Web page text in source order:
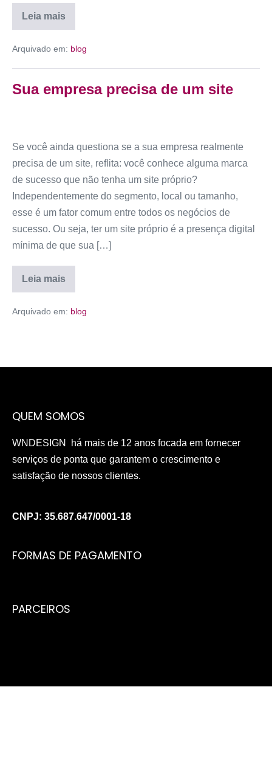
Leia mais
Arquivado em: blog
Sua empresa precisa de um site
Se você ainda questiona se a sua empresa realmente
precisa de um site, reflita: você conhece alguma marca
de sucesso que não tenha um site próprio?
Independentemente do segmento, local ou tamanho,
esse é um fator comum entre todos os negócios de
sucesso. Ou seja, ter um site próprio é a presença digital
mínima de que sua […]
Leia mais
Arquivado em: blog
QUEM SOMOS
WNDESIGN há mais de 12 anos focada em fornecer
serviços de ponta que garantem o crescimento e
satisfação de nossos clientes.
CNPJ: 35.687.647/0001-18
FORMAS DE PAGAMENTO
PARCEIROS